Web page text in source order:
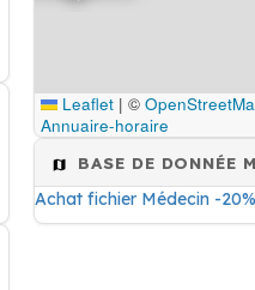
Leaflet | ©
Annuaire-horaire
BASE DE DONNÉE
Achat fichier Médecin -20%